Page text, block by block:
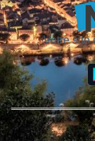
Votre site